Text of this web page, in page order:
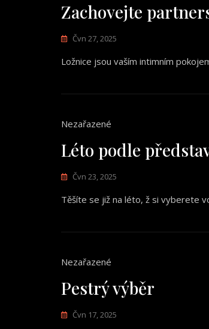
Zachovejte
Čvn 27, 2025
Ložnice jsou vaším intimním
Nezařazené
Léto podle
Čvn 23, 2025
Těšíte se již na léto, ž si vyberete
Nezařazené
Pestrý výběr
Čvn 17, 2025